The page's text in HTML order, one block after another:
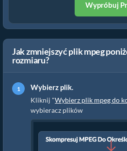
Wypróbuj
Jak zmniejszyć plik mpeg
rozmiaru?
Wybierz plik.
Kliknij "Wybierz plik mpeg do
wybieracz plików